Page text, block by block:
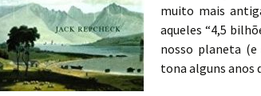
muito mais
aqueles “4,5
nosso planeta (e
tona alguns anos